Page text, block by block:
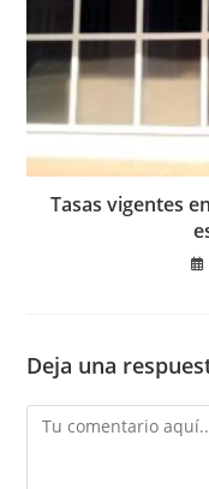
Tasas vigentes
Deja una
Comentario